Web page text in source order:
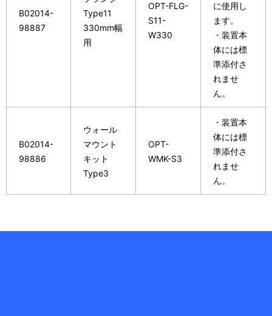
B02014-
98887
Type11
330mm幅
用
OPT-FLG-
S11-
W330
に使用し
ます。
・装置本
体には標
準添付さ
れませ
ん。
B02014-
98886
ウォール
マウント
キット
Type3
OPT-
WMK-S3
・装置本
体には標
準添付さ
れませ
ん。